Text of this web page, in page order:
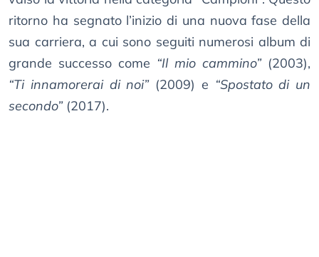
ritorno ha segnato l’inizio di una nuova fase della
sua carriera, a cui sono seguiti numerosi album di
grande successo come “Il mio cammino”(2003),
“Ti innamorerai di noi”(2009) e “Spostato di un
secondo”(2017).